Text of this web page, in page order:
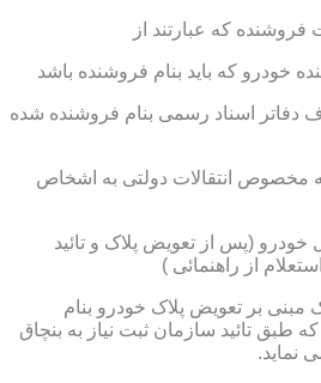
خودرو که باید بنام فروشنده باشد
اسناد رسمی بنام فروشنده شده
مخصوص انتقالات دولتی به اشخاص
خودرو (پس از تعویض پلاک و تائید
از راهنمائی )
مبنی بر تعویض پلاک خودرو بنام
فروشنده قبل از ۲۳/۰۷/۸۴ که طبق تائید سازمان ثبت نیاز به بنچاق
نماید.